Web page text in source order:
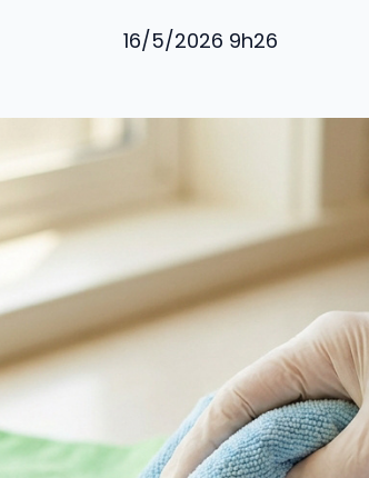
16/5/2026 9h26